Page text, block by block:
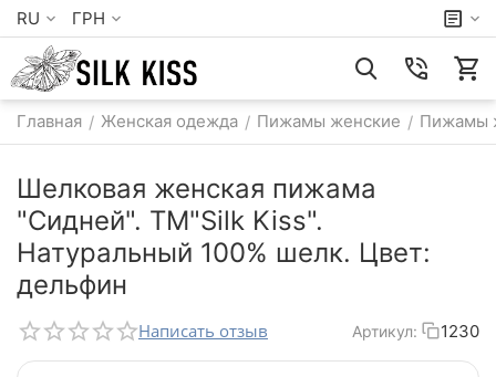
RU ГРН
Главная / Женская одежда / Пижамы женские / Пижамы
Шелковая женская пижама
"Сидней". TM"Silk Kiss".
Натуральный 100% шелк. Цвет:
дельфин
Написать отзыв Артикул: 1230